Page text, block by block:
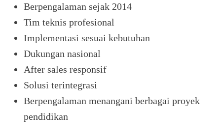
Berpengalaman sejak 2014
Tim teknis profesional
Implementasi sesuai kebutuhan
Dukungan nasional
After sales responsif
Solusi terintegrasi
Berpengalaman menangani berbagai proyek
pendidikan